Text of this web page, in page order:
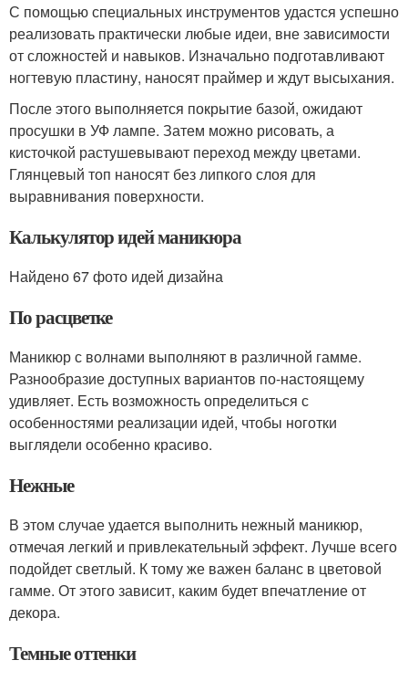
С помощью специальных инструментов удастся успешно
реализовать практически любые идеи, вне зависимости
от сложностей и навыков. Изначально подготавливают
ногтевую пластину, наносят праймер и ждут высыхания.
После этого выполняется покрытие базой, ожидают
просушки в УФ лампе. Затем можно рисовать, а
кисточкой растушевывают переход между цветами.
Глянцевый топ наносят без липкого слоя для
выравнивания поверхности.
Калькулятор идей маникюра
Найдено 67 фото идей дизайна
По расцветке
Маникюр с волнами выполняют в различной гамме.
Разнообразие доступных вариантов по-настоящему
удивляет. Есть возможность определиться с
особенностями реализации идей, чтобы ноготки
выглядели особенно красиво.
Нежные
В этом случае удается выполнить нежный маникюр,
отмечая легкий и привлекательный эффект. Лучше всего
подойдет светлый. К тому же важен баланс в цветовой
гамме. От этого зависит, каким будет впечатление от
декора.
Темные оттенки